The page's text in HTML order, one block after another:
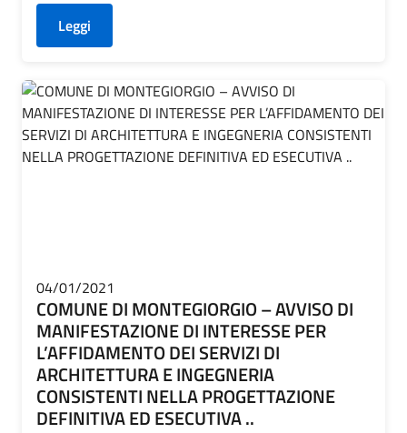
Leggi
04/01/2021
COMUNE DI MONTEGIORGIO – AVVISO DI
MANIFESTAZIONE DI INTERESSE PER
L’AFFIDAMENTO DEI SERVIZI DI
ARCHITETTURA E INGEGNERIA
CONSISTENTI NELLA PROGETTAZIONE
DEFINITIVA ED ESECUTIVA ..